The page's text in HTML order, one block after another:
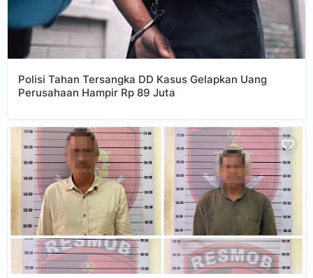
Polisi Tahan Tersangka DD Kasus Gelapkan Uang
Perusahaan Hampir Rp 89 Juta